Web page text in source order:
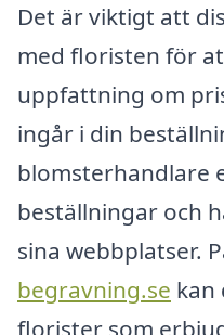
Det är viktigt att
med floristen för
uppfattning om
ingår i din
blomsterhandlare
beställningar och
sina webbplatser.
begravning.se kan